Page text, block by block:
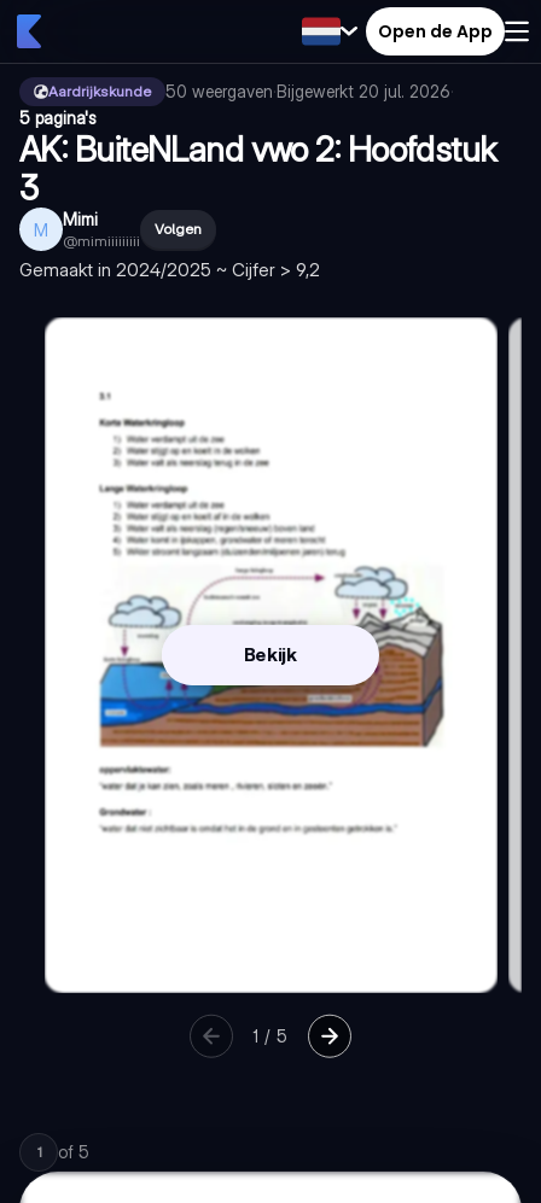
Open de App
Aardrijkskunde 50 weergaven·Bijgewerkt 20 jul. 2026·
5 pagina's
AK: BuiteNLand vwo 2: Hoofdstuk
3
M Mimi
@mimiiiiiiiii
Volgen
Gemaakt in 2024/2025 ~ Cijfer > 9,2
Bekijk
1 /5
1 of 5